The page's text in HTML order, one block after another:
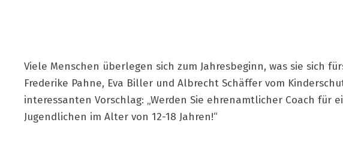
Viele Menschen überlegen sich zum Jahresbeginn, was sie sich
Frederike Pahne, Eva Biller und Albrecht Schäffer vom
interessanten Vorschlag: „Werden Sie ehrenamtlicher Coach für
Jugendlichen im Alter von 12-18 Jahren!“